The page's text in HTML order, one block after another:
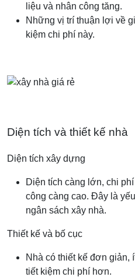
liệu và nhân công tăng.
Những vị trí thuận lợi về
kiệm chi phí này.
Diện tích và thiết kế nhà
Diện tích xây dựng
Diện tích càng lớn, chi
công càng cao. Đây là
ngân sách xây nhà.
Thiết kế và bố cục
Nhà có thiết kế đơn giản,
tiết kiệm chi phí hơn.